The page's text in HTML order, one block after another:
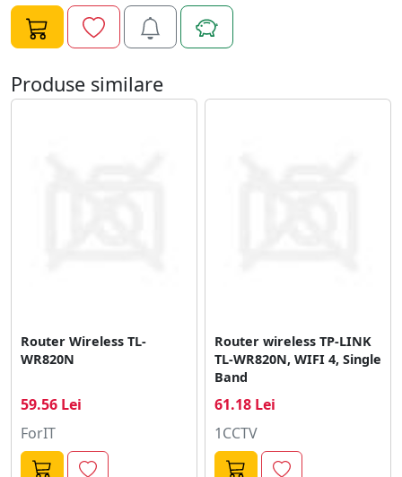
Produse similare
Router Wireless TL-
WR820N
59.56 Lei
ForIT
Router wireless TP-LINK
TL-WR820N, WIFI 4, Single
Band
61.18 Lei
1CCTV